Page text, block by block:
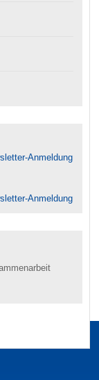
Anmeldung
Anmeldung